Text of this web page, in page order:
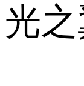
光之